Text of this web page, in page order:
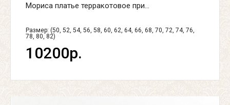
Мориса платье терракотовое при...
Размер: (50, 52, 54, 56, 58, 60, 62, 64, 66, 68, 70, 72, 74, 76,
78, 80, 82)
10200р.